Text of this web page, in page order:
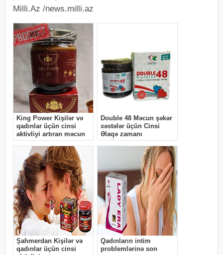
Milli.Az /news.milli.az